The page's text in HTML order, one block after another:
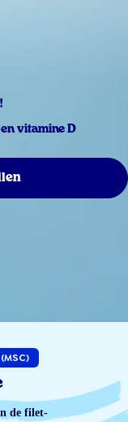
vitamine D
de filet-